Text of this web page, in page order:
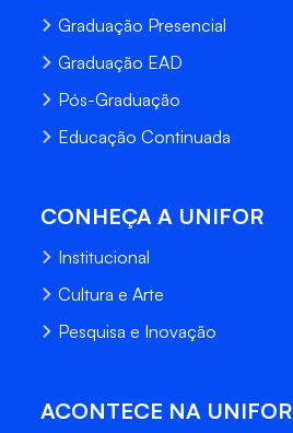
Graduação Presencial
Graduação EAD
Pós-Graduação
Educação Continuada
CONHEÇA A UNIFOR
Institucional
Cultura e Arte
Pesquisa e Inovação
ACONTECE NA UNIFOR